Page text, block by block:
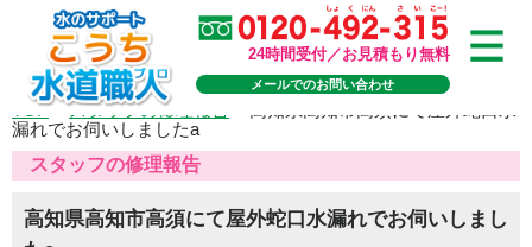
24時間受付／お見積もり無料
メールでのお問い合わせ
TOP>スタッフの修理報告
漏れでお伺いしましたa
スタッフの修理報告
高知県高知市高須にて屋外蛇口水漏れでお伺いしまし